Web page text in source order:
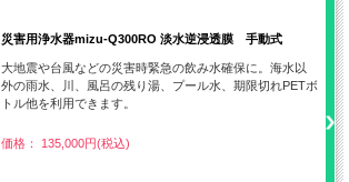
災害用浄水器mizu-Q300RO 淡水逆浸透膜 手動式
大地震や台風などの災害時緊急の飲み水確保に。海水以
外の雨水、川、風呂の残り湯、プール水、期限切れPETボ
トル他を利用できます。
価格： 135,000円(税込)